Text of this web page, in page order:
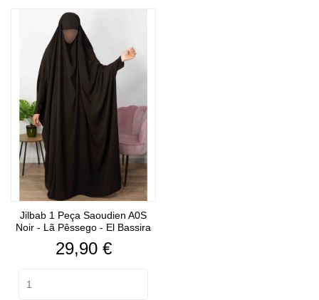
Jilbab 1 Peça Saoudien A0S
Noir - Lã Pêssego - El Bassira
Preço
29,90 €